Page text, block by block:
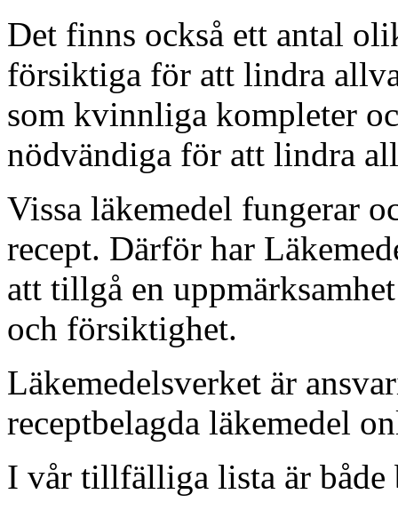
Det finns också ett antal
försiktiga för att lindra
som kvinnliga kompleter
nödvändiga för att lindra
Vissa läkemedel fungerar
recept. Därför har
att tillgå en
och försiktighet.
Läkemedelsverket är
receptbelagda läkemedel
I vår tillfälliga lista är både